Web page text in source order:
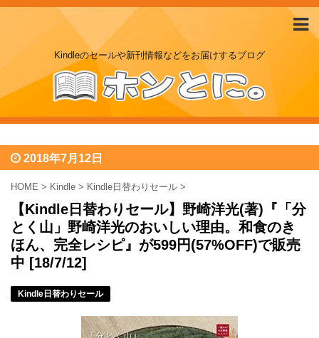
Kindleのセールや新刊情報などをお届けするブログ
2018年7月12日
HOME > Kindle > Kindle日替わりセール >
【Kindle日替わりセール】野崎洋光(著)『「分
とく山」野崎洋光のおいしい理由。和食のき
ほん、完全レシピ』が599円(57%OFF)で販売
中 [18/7/12]
Kindle日替わりセール